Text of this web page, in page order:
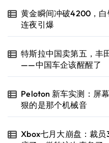
黄金瞬间冲破4200，
连夜引爆
特斯拉中国卖第五，丰
——中国车企该醒醒了
Peloton 新车实测：屏
狠的是那个机械音
Xbox七月大崩盘：裁